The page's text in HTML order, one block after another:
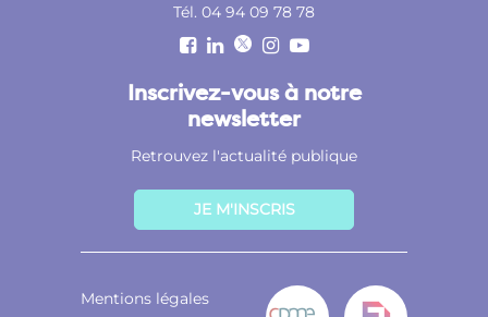
Tél. 04 94 09 78 78
Inscrivez-vous à notre
newsletter
Retrouvez l'actualité publique
JE M'INSCRIS
Mentions légales